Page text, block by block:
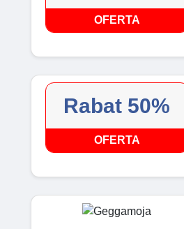
OFERTA
Rabat 50%
OFERTA